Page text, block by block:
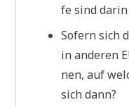
fe sind
Sofern sich
in ande­ren
nen, auf
sich dann?